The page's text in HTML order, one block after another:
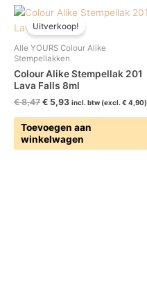
Uitverkoop!
Alle YOURS Colour Alike
Stempellakken
Colour Alike Stempellak 201
Lava Falls 8ml
€8,47
Oorspronkelijke
prijs
was:
€ 8,47.
€ 5,93
Huidige
prijs
is:
€ 5,93.
incl. btw (excl. € 4,90)
Toevoegen aan
winkelwagen